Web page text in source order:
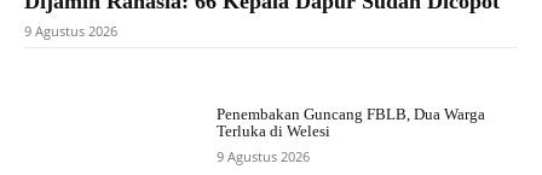
9 Agustus 2026
Penembakan Guncang FBLB, Dua Warga
Terluka di Welesi
9 Agustus 2026